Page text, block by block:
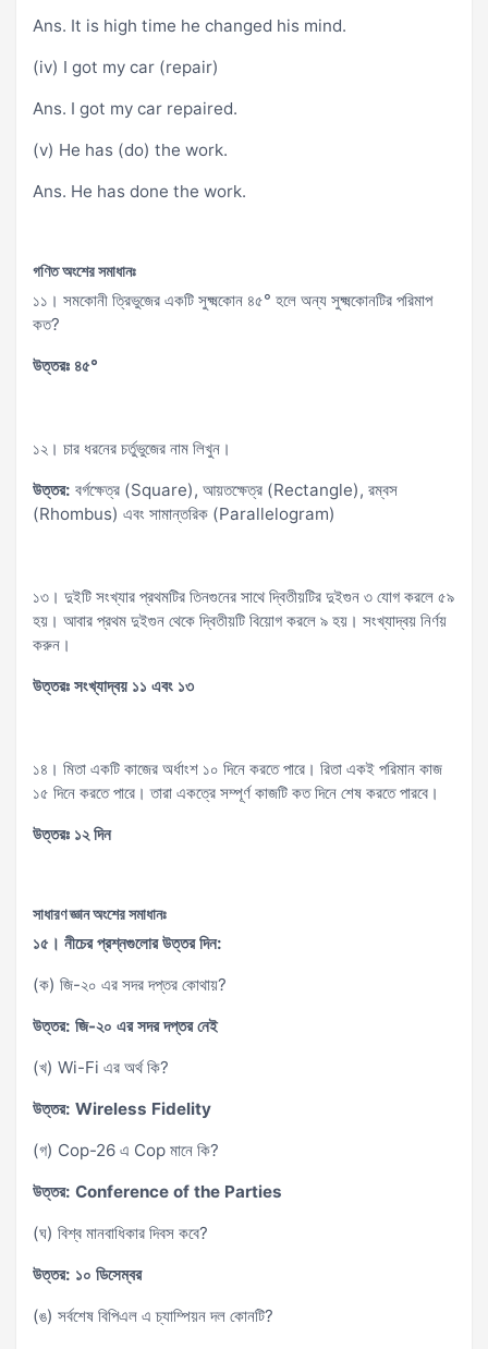
Ans. It is high time he changed his mind.
(iv) I got my car (repair)
Ans. I got my car repaired.
(v) He has (do) the work.
Ans. He has done the work.
গণিত অংশের সমাধানঃ
১১। সমকোনী ত্রিভুজের একটি সুক্ষ্মকোন ৪৫° হলে অন্য সুক্ষ্মকোনটির পরিমাপ
কত?
উত্তরঃ ৪৫°
১২। চার ধরনের চর্তুভুজের নাম লিখুন।
উত্তর: বর্গক্ষেত্র (Square), আয়তক্ষেত্র (Rectangle), রম্বস
(Rhombus) এবং সামান্তরিক (Parallelogram)
১৩। দুইটি সংখ্যার প্রথমটির তিনগুনের সাথে দ্বিতীয়টির দুইগুন ৩ যোগ করলে ৫৯
হয়। আবার প্রথম দুইগুন থেকে দ্বিতীয়টি বিয়োগ করলে ৯ হয়। সংখ্যাদ্বয় নির্ণয়
করুন।
উত্তরঃ সংখ্যাদ্বয় ১১ এবং ১৩
১৪। মিতা একটি কাজের অর্ধাংশ ১০ দিনে করতে পারে। রিতা একই পরিমান কাজ
১৫ দিনে করতে পারে। তারা একত্রে সম্পূর্ণ কাজটি কত দিনে শেষ করতে পারবে।
উত্তরঃ ১২ দিন
সাধারণ জ্ঞান অংশের সমাধানঃ
১৫। নীচের প্রশ্নগুলোর উত্তর দিন:
(ক) জি-২০ এর সদর দপ্তর কোথায়?
উত্তর: জি-২০ এর সদর দপ্তর নেই
(খ) Wi-Fi এর অর্থ কি?
উত্তর: Wireless Fidelity
(গ) Cop-26 এ Cop মানে কি?
উত্তর: Conference of the Parties
(ঘ) বিশ্ব মানবাধিকার দিবস কবে?
উত্তর: ১০ ডিসেম্বর
(ঙ) সর্বশেষ বিপিএল এ চ্যাম্পিয়ন দল কোনটি?